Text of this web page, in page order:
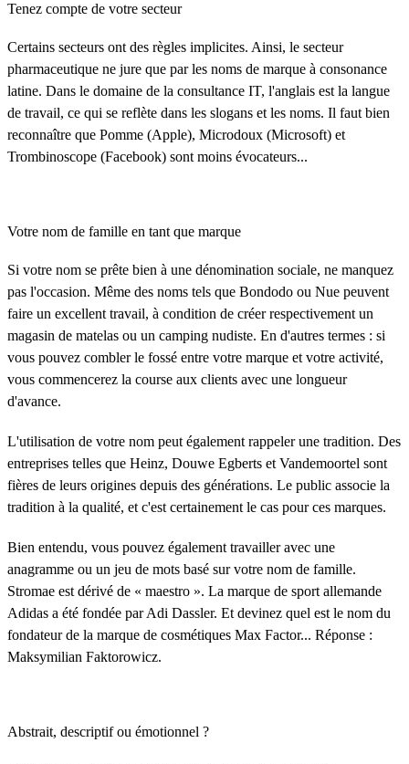
Tenez compte de votre secteur
Certains secteurs ont des règles implicites. Ainsi, le secteur
pharmaceutique ne jure que par les noms de marque à consonance
latine. Dans le domaine de la consultance IT, l'anglais est la langue
de travail, ce qui se reflète dans les slogans et les noms. Il faut bien
reconnaître que Pomme (Apple), Microdoux (Microsoft) et
Trombinoscope (Facebook) sont moins évocateurs...
Votre nom de famille en tant que marque
Si votre nom se prête bien à une dénomination sociale, ne manquez
pas l'occasion. Même des noms tels que Bondodo ou Nue peuvent
faire un excellent travail, à condition de créer respectivement un
magasin de matelas ou un camping nudiste. En d'autres termes : si
vous pouvez combler le fossé entre votre marque et votre activité,
vous commencerez la course aux clients avec une longueur
d'avance.
L'utilisation de votre nom peut également rappeler une tradition. Des
entreprises telles que Heinz, Douwe Egberts et Vandemoortel sont
fières de leurs origines depuis des générations. Le public associe la
tradition à la qualité, et c'est certainement le cas pour ces marques.
Bien entendu, vous pouvez également travailler avec une
anagramme ou un jeu de mots basé sur votre nom de famille.
Stromae est dérivé de « maestro ». La marque de sport allemande
Adidas a été fondée par Adi Dassler. Et devinez quel est le nom du
fondateur de la marque de cosmétiques Max Factor... Réponse :
Maksymilian Faktorowicz.
Abstrait, descriptif ou émotionnel ?